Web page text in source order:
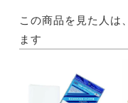
この商品を見た人は
ます